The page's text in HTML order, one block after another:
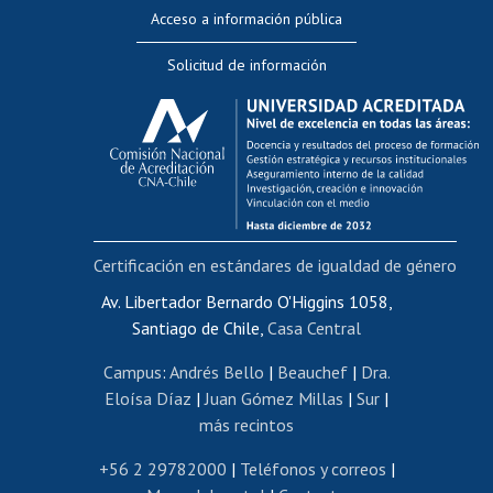
Evaluación docente
Calificación académica
Postulación al AUCAI
Funcionarias/os
Cursos internos de capacitación
Bienestar del personal
Portal de movilidad interna
Certificado de renta
Certificado de renta honorarios
Editar páginas blancas
Extranjeras/os
Revalidación y reconocimiento de títulos
Acceso a información pública
Solicitud de información
Av. Libertador Bernardo O'Higgins 1058,
Santiago de Chile, Casa Central
Campus: Andrés Bello | Beauchef| Dra.
Eloísa Díaz | Juan Gómez Millas | Sur |
más recintos
+56 2 29782000 | Teléfonos y correos |
Certificación en estándares de igualdad de género